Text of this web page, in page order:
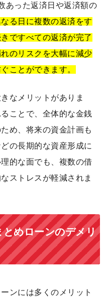
あった返済日や返済額の
る日に複数の返済をす
ですべての返済が完了
のリスクを大幅に減少
ことができます。
なメリットがありま
ことで、全体的な金銭
め、将来の資金計画も
の長期的な資産形成に
的な面でも、複数の借
ストレスが軽減されま
めローンのデメリ
ンには多くのメリット